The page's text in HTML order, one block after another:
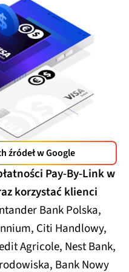
źródeł w Google
Pay-By-Link w
korzystać klienci
Bank Polska,
Citi Handlowy,
Agricole, Nest Bank,
Bank Nowy